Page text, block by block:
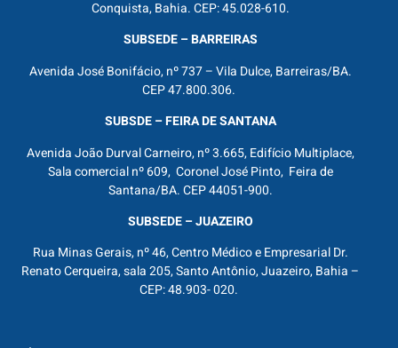
Conquista, Bahia. CEP: 45.028-610.
SUBSEDE – BARREIRAS
Avenida José Bonifácio, nº 737 – Vila Dulce, Barreiras/BA.
CEP 47.800.306.
SUBSDE – FEIRA DE SANTANA
Avenida João Durval Carneiro, nº 3.665, Edifício Multiplace,
Sala comercial nº 609, Coronel José Pinto, Feira de
Santana/BA. CEP 44051-900.
SUBSEDE – JUAZEIRO
Rua Minas Gerais, nº 46, Centro Médico e Empresarial Dr.
Renato Cerqueira, sala 205, Santo Antônio, Juazeiro, Bahia –
CEP: 48.903- 020.